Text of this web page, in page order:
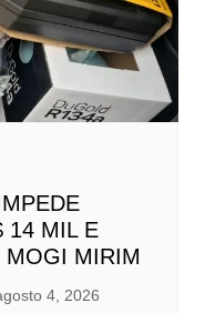
14 MIL E
MOGI MIRIM
4, 2026